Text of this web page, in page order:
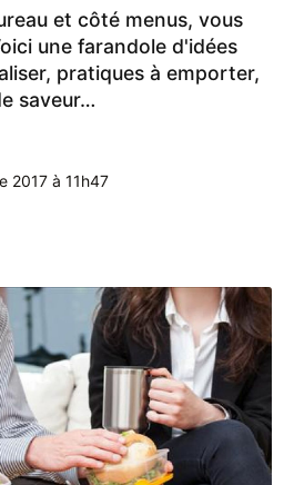
et côté menus, vous
une farandole d'idées
pratiques à emporter,
saveur…
2017 à 11h47